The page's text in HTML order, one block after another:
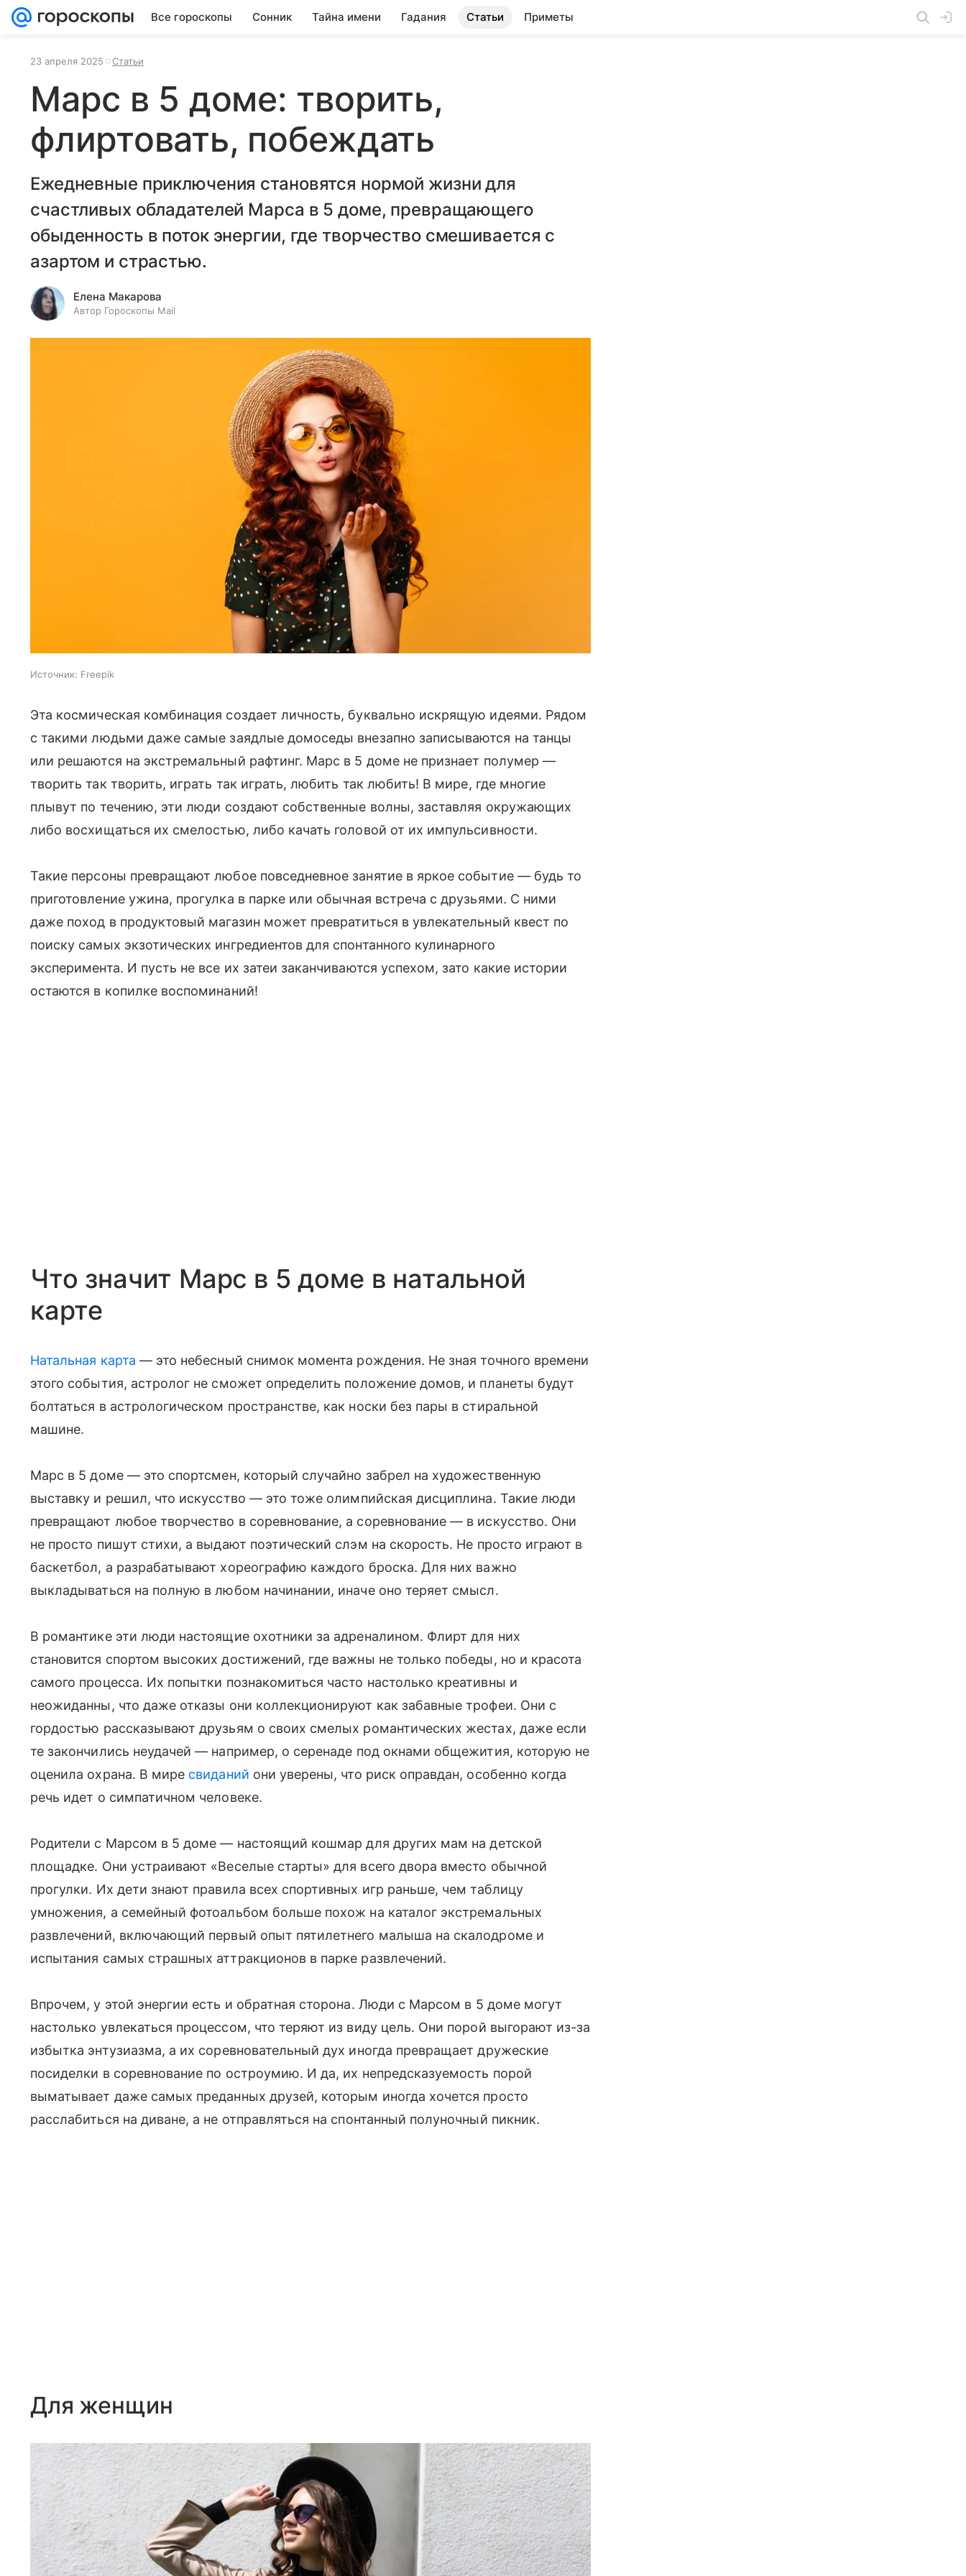
Все гороскопы Сонник Тайна имени Гадания Статьи Приметы
23 апреля 2025 Статьи
Марс в 5 доме: творить,
флиртовать, побеждать
Ежедневные приключения становятся нормой жизни для
счастливых обладателей Марса в 5 доме, превращающего
обыденность в поток энергии, где творчество смешивается с
азартом и страстью.
Елена Макарова
Автор Гороскопы Mail
Источник: Freepik
Эта космическая комбинация создает личность, буквально искрящую идеями. Рядом
с такими людьми даже самые заядлые домоседы внезапно записываются на танцы
или решаются на экстремальный рафтинг. Марс в 5 доме не признает полумер —
творить так творить, играть так играть, любить так любить! В мире, где многие
плывут по течению, эти люди создают собственные волны, заставляя окружающих
либо восхищаться их смелостью, либо качать головой от их импульсивности.
Такие персоны превращают любое повседневное занятие в яркое событие — будь то
приготовление ужина, прогулка в парке или обычная встреча с друзьями. С ними
даже поход в продуктовый магазин может превратиться в увлекательный квест по
поиску самых экзотических ингредиентов для спонтанного кулинарного
эксперимента. И пусть не все их затеи заканчиваются успехом, зато какие истории
остаются в копилке воспоминаний!
Что значит Марс в 5 доме в натальной
карте
Натальная карта — это небесный снимок момента рождения. Не зная точного времени
этого события, астролог не сможет определить положение домов, и планеты будут
болтаться в астрологическом пространстве, как носки без пары в стиральной
машине.
Марс в 5 доме — это спортсмен, который случайно забрел на художественную
выставку и решил, что искусство — это тоже олимпийская дисциплина. Такие люди
превращают любое творчество в соревнование, а соревнование — в искусство. Они
не просто пишут стихи, а выдают поэтический слэм на скорость. Не просто играют в
баскетбол, а разрабатывают хореографию каждого броска. Для них важно
выкладываться на полную в любом начинании, иначе оно теряет смысл.
В романтике эти люди настоящие охотники за адреналином. Флирт для них
становится спортом высоких достижений, где важны не только победы, но и красота
самого процесса. Их попытки познакомиться часто настолько креативны и
неожиданны, что даже отказы они коллекционируют как забавные трофеи. Они с
гордостью рассказывают друзьям о своих смелых романтических жестах, даже если
те закончились неудачей — например, о серенаде под окнами общежития, которую не
оценила охрана. В мире свиданий они уверены, что риск оправдан, особенно когда
речь идет о симпатичном человеке.
Родители с Марсом в 5 доме — настоящий кошмар для других мам на детской
площадке. Они устраивают «Веселые старты» для всего двора вместо обычной
прогулки. Их дети знают правила всех спортивных игр раньше, чем таблицу
умножения, а семейный фотоальбом больше похож на каталог экстремальных
развлечений, включающий первый опыт пятилетнего малыша на скалодроме и
испытания самых страшных аттракционов в парке развлечений.
Впрочем, у этой энергии есть и обратная сторона. Люди с Марсом в 5 доме могут
настолько увлекаться процессом, что теряют из виду цель. Они порой выгорают из-за
избытка энтузиазма, а их соревновательный дух иногда превращает дружеские
посиделки в соревнование по остроумию. И да, их непредсказуемость порой
выматывает даже самых преданных друзей, которым иногда хочется просто
расслабиться на диване, а не отправляться на спонтанный полуночный пикник.
Для женщин